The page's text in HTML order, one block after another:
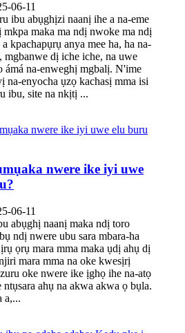
06-11
ibu abụghịzi naanị ihe a na-eme
maka ma ndị nwoke ma ndị
kpachapụrụ anya mee ha, ha na-
mgbanwe dị iche iche, na uwe
ámá na-enweghị mgbalị. N'ime
na-enyocha ụzọ kachasị mma isi
ibu, site na nkịtị ...
nwere ike iyi uwe
06-11
abụghị naanị maka ndị toro
ndị nwere ubu sara mbara-ha
ọrụ mara mma maka ụdị ahụ dị
mara mma na oke kwesịrị
oke nwere ike ịghọ ihe na-atọ
ahụ na akwa akwa ọ bụla.
a,...